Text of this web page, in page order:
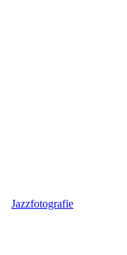
Jazzfotografie